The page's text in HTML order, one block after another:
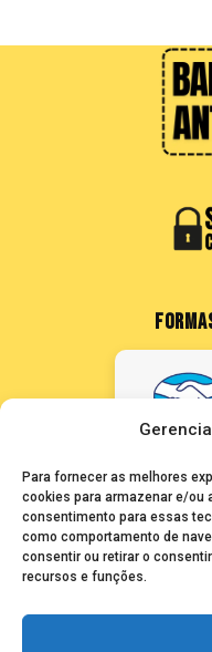
Para fornecer as melhores
cookies para armazenar e/ou
consentimento para essas
como comportamento de
consentir ou retirar o
recursos e funções.